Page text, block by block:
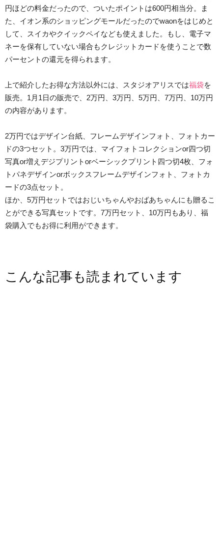
円ほどの料金だったので、ついたポイントは600円相当分。ま
た、イオン系のショッピングモールだったのでwaonをはじめと
して、スイカやクイックペイなども使えました。もし、電子マ
ネーを保有していない場合もクレジットカードを使うことで数
パーセントの還元を得られます。
上で紹介したお得な方法以外には、スタジオアリスでは福袋を
販売。1月1日の販売で、2万円、3万円、5万円、7万円、10万円
の内容があります。
2万円ではデザイン台紙、フレームデザインフォト、フォトカー
ドの3つセット。3万円では、マイフォトコレクションor四つ切
写真or増えデジプリントorベーシックプリント四つ切4枚、フォ
トパネデザインorボックスフレームデザインフォト、フォトカ
ードの3点セット。
ほか、5万円セットではおじいちゃんやおばあちゃんにも贈るこ
とができる写真セットです。7万円セット、10万円もあり、福
袋購入でもお得に利用ができます。
こんな記事も読まれています